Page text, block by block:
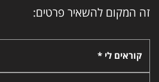
זה המקום להשאיר פרטים:
קוראים לי *